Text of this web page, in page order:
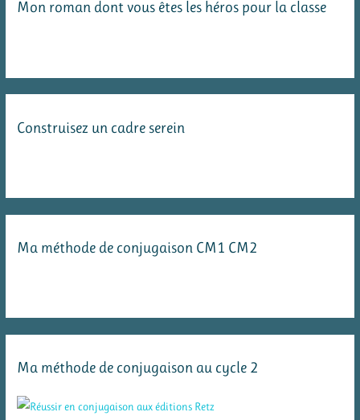
de
Mon roman dont vous êtes les héros pour la classe
Construisez un cadre serein
Ma méthode de conjugaison CM1 CM2
Ma méthode de conjugaison au cycle 2